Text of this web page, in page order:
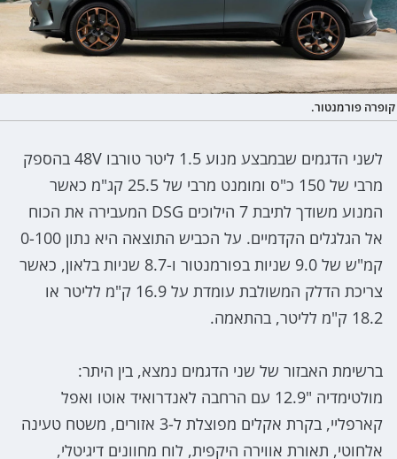
קופרה פורמנטור.
לשני הדגמים שבמבצע מנוע 1.5 ליטר טורבו 48V בהספק
מרבי של 150 כ"ס ומומנט מרבי של 25.5 קג"מ כאשר
המנוע משודך לתיבת 7 הילוכים DSG המעבירה את הכוח
אל הגלגלים הקדמיים. על הכביש התוצאה היא נתון 0-100
קמ"ש של 9.0 שניות בפורמנטור ו-8.7 שניות בלאון, כאשר
צריכת הדלק המשולבת עומדת על 16.9 ק"מ לליטר או
18.2 ק"מ לליטר, בהתאמה.
ברשימת האבזור של שני הדגמים נמצא, בין היתר:
מולטימדיה "12.9 עם הרחבה לאנדרואיד אוטו ואפל
קארפליי, בקרת אקלים מפוצלת ל-3 אזורים, משטח טעינה
אלחוטי, תאורת אווירה היקפית, לוח מחוונים דיגיטלי,